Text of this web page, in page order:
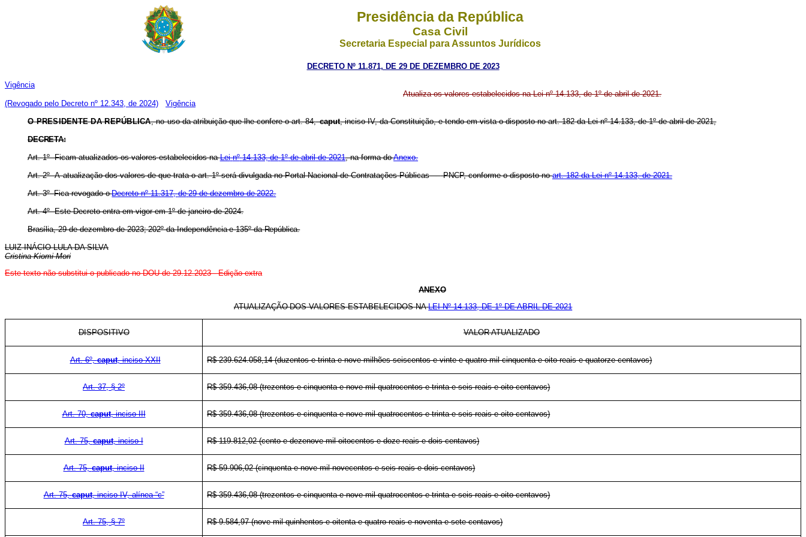
Presidência da República
Casa Civil
Secretaria Especial para Assuntos Jurídicos
DECRETO Nº 11.871, DE 29 DE DEZEMBRO DE 2023
Vigência
(Revogado pelo Decreto nº 12.343, de 2024) Vigência
Atualiza os valores estabelecidos na Lei nº 14.133, de 1º de abril de 2021.
O PRESIDENTE DA REPÚBLICA, no uso da atribuição que lhe confere o art. 84, caput, inciso IV, da Constituição, e tendo em vista o disposto no art. 182 da Lei nº 14.133, de 1º de abril de 2021,
DECRETA:
Art. 1º Ficam atualizados os valores estabelecidos naLei nº 14.133, de 1º de abril de 2021, na forma doAnexo.
Art. 2º A atualização dos valores de que trata o art. 1º será divulgada no Portal Nacional de Contratações Públicas-PNCP, conforme o disposto noart. 182 da Lei nº 14.133, de 2021.
Art. 3º Fica revogado o Decreto nº 11.317, de 29 de dezembro de 2022.
Art. 4º Este Decreto entra em vigor em 1º de janeiro de 2024.
Brasília,29 de dezembro de 2023; 202º da Independência e 135º da República.
LUIZ INÁCIO LULA DA SILVA
Cristina Kiomi Mori
Este texto não substitui o publicado no DOU de 29.12.2023 - Edição extra
ANEXO
ATUALIZAÇÃO DOS VALORES ESTABELECIDOS NA LEI Nº 14.133, DE 1º DE ABRIL DE 2021
DISPOSITIVO VALOR ATUALIZADO
Art. 6º,caput, inciso XXII R$ 239.624.058,14 (duzentos e trinta e nove milhões seiscentos e vinte e quatro mil cinquenta e oito reais e quatorze centavos)
Art. 37, § 2º R$ 359.436,08 (trezentos e cinquenta e nove mil quatrocentos e trinta e seis reais e oito centavos)
Art. 70,caput, inciso III R$ 359.436,08 (trezentos e cinquenta e nove mil quatrocentos e trinta e seis reais e oito centavos)
Art. 75,caput, inciso I R$ 119.812,02 (cento e dezenove mil oitocentos e doze reais e dois centavos)
Art. 75,caput, inciso II R$ 59.906,02 (cinquenta e nove mil novecentos e seis reais e dois centavos)
Art. 75,caput, inciso IV, alínea “c” R$ 359.436,08 (trezentos e cinquenta e nove mil quatrocentos e trinta e seis reais e oito centavos)
Art. 75, § 7º R$ 9.584,97 (nove mil quinhentos e oitenta e quatro reais e noventa e sete centavos)